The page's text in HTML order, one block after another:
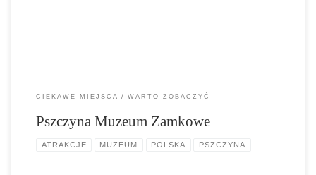
CIEKAWE MIEJSCA WARTO ZOBACZYĆ
Pszczyna Muzeum Zamkowe
ATRAKCJE MUZEUM POLSKA PSZCZYNA